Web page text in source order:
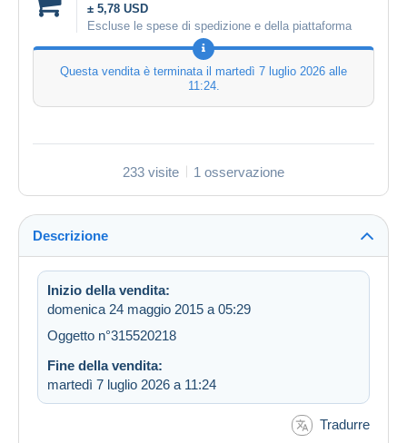
± 5,78 USD
Escluse le spese di spedizione e della piattaforma
Questa vendita è terminata il martedì 7 luglio 2026 alle
11:24.
233 visite 1 osservazione
Descrizione
Inizio della vendita:
domenica 24 maggio 2015 a 05:29
Oggetto n°315520218
Fine della vendita:
martedì 7 luglio 2026 a 11:24
Tradurre